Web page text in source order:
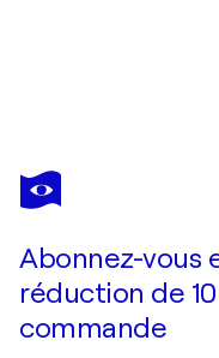
KERRY A. INKSTER
Pearls beneath the Indigo
Abonnez-vous
réduction de
commande